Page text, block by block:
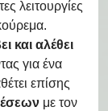
λειτουργίες
και αλέθει
για ένα
επίσης
με τον